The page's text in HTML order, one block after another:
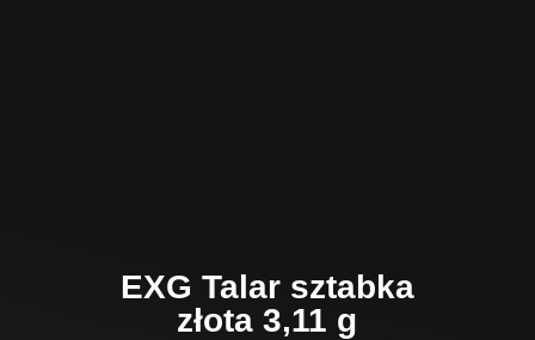
EXG Talar sztabka
złota 3,11 g